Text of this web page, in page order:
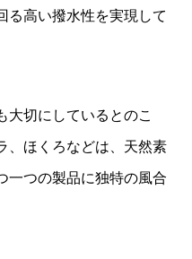
る高い撥水性を実現して
大切にしているとのこ
、ほくろなどは、天然素
一つの製品に独特の風合